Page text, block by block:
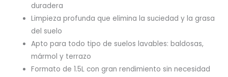
duradera
Limpieza profunda que elimina la suciedad y la grasa
del suelo
Apto para todo tipo de suelos lavables: baldosas,
mármol y terrazo
Formato de 1.5L con gran rendimiento sin necesidad